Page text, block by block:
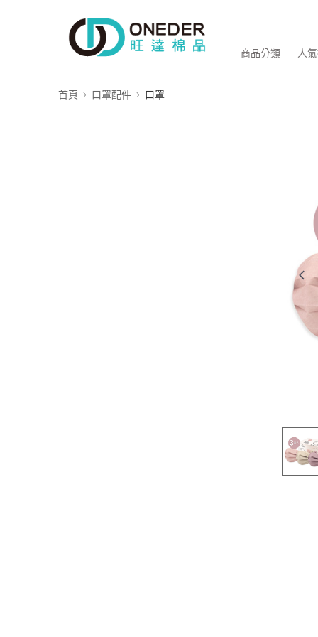
商品分類 人
首頁 口罩配件 口罩